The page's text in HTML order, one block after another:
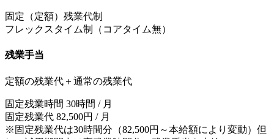
固定（定額）残業代制
フレックスタイム制（コアタイム無）
残業手当
定額の残業代＋通常の残業代
固定残業時間 30時間 / 月
固定残業代 82,500円 / 月
※固定残業代は30時間分（82,500円～本給額により変動）但